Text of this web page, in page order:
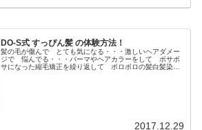
DO-S式 すっぴん髪 の体験方法！
髪の毛が傷んで とても気になる・・・激しいヘアダメー
ジで 悩んでる・・・パーマやヘアカラーをして ボサボ
サになった縮毛矯正を繰り返して ボロボロの髪白髪染め
2017.12.29